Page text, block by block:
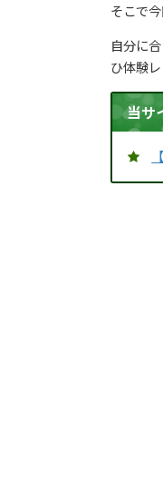
そこで
自分に
ひ体験
当サ